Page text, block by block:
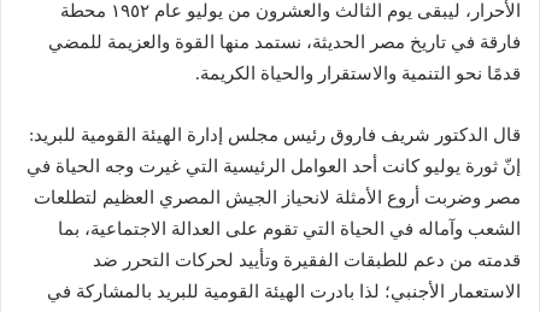
الأحرار، ليبقى يوم الثالث والعشرون من يوليو عام ١٩٥٢ محطة
فارقة في تاريخ مصر الحديثة، نستمد منها القوة والعزيمة للمضي
قدمًا نحو التنمية والاستقرار والحياة الكريمة.
قال الدكتور شريف فاروق رئيس مجلس إدارة الهيئة القومية للبريد:
إنّ ثورة يوليو كانت أحد العوامل الرئيسية التي غيرت وجه الحياة في
مصر وضربت أروع الأمثلة لانحياز الجيش المصري العظيم لتطلعات
الشعب وآماله في الحياة التي تقوم على العدالة الاجتماعية، بما
قدمته من دعم للطبقات الفقيرة وتأييد لحركات التحرر ضد
الاستعمار الأجنبي؛ لذا بادرت الهيئة القومية للبريد بالمشاركة في